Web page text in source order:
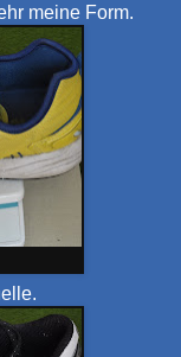
meine Form.